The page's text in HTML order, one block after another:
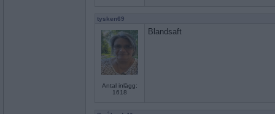
tysken69
Antal inlägg:
1618
Blandsaft